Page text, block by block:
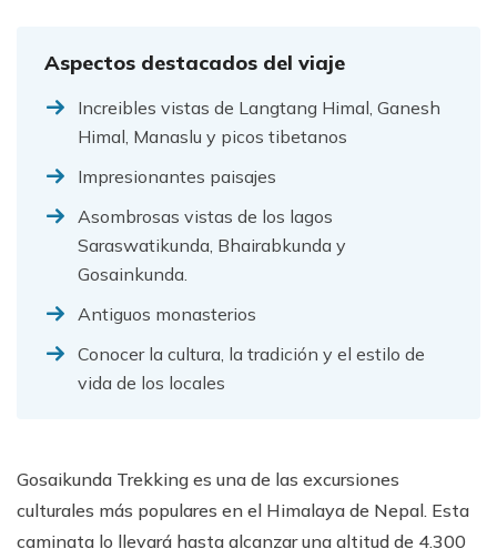
Aspectos destacados del viaje
Increibles vistas de Langtang Himal, Ganesh
Himal, Manaslu y picos tibetanos
Impresionantes paisajes
Asombrosas vistas de los lagos
Saraswatikunda, Bhairabkunda y
Gosainkunda.
Antiguos monasterios
Conocer la cultura, la tradición y el estilo de
vida de los locales
Gosaikunda Trekking es una de las excursiones
culturales más populares en el Himalaya de Nepal. Esta
caminata lo llevará hasta alcanzar una altitud de 4.300